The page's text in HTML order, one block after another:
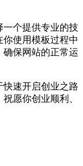
一个提供专业的技
使用模板过程中
保网站的正常运
速开启创业之路
愿你创业顺利、